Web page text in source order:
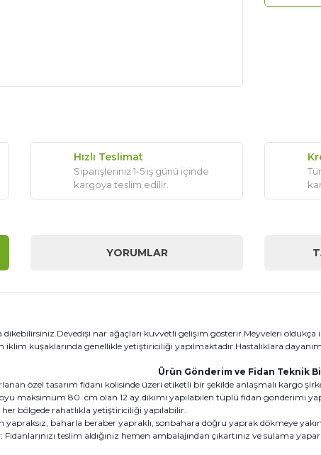
Hızlı Teslimat
Siparişleriniz 1-5 iş günü içinde
kargoya teslim edilir.
YORUMLAR
dikebilirsiniz.Devedişi nar ağaçları kuvvetli gelişim gösterir.Meyveleri
kuşaklarında genellikle yetiştiriciliği yapılmaktadır.Hastalıklara
Ürün Gönderim ve Fidan Teknik
özel tasarım fidanı kolisinde üzeri etiketli bir şekilde anlaşmalı kargo
maksimum 80 cm olan 12 ay dikimi yapılabilen tüplü fidan gönderimi
bölgede rahatlıkla yetiştiriciliği yapılabilir.
yapraksız, baharla beraber yapraklı, sonbahara doğru yaprak dökmeye
teslim aldığınız hemen ambalajından çıkartınız ve sulama